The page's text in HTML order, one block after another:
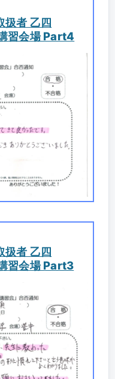
扱者 乙四
習会場 Part4
扱者 乙四
習会場 Part3